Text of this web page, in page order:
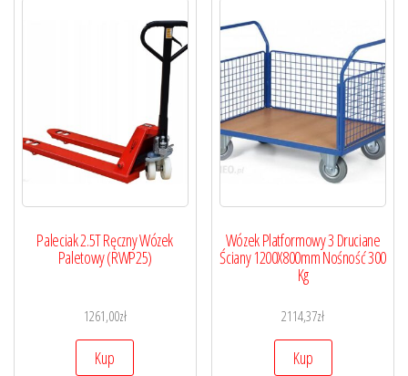
Paleciak 2.5T Ręczny Wózek
Paletowy (RWP25)
1261,00zł
Kup
Wózek Platformowy 3 Druciane
Ściany 1200X800mm Nośność 300
Kg
2114,37zł
Kup